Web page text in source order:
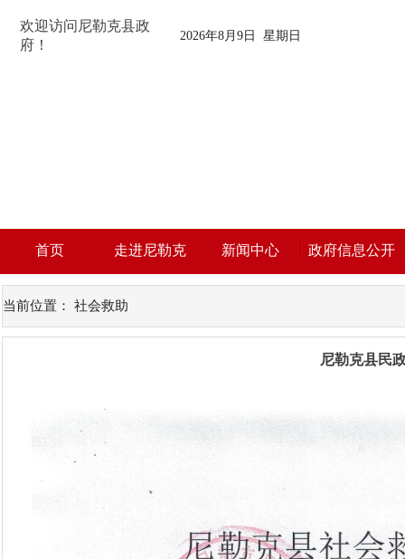
欢迎访问尼勒克县政
府！
2026年8月9日 星期日
首页 走进尼勒克 新闻中心 政府信息公开
当前位置： 社会救助
尼勒克县民